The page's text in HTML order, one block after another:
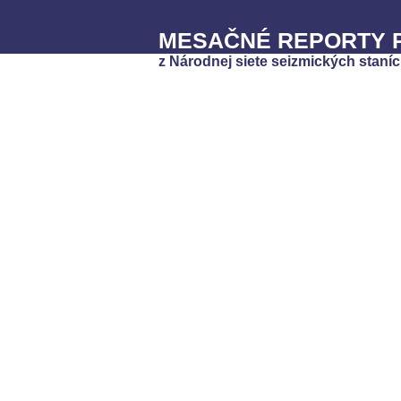
MESAČNÉ REPORTY
z Národnej siete seizmických staníc